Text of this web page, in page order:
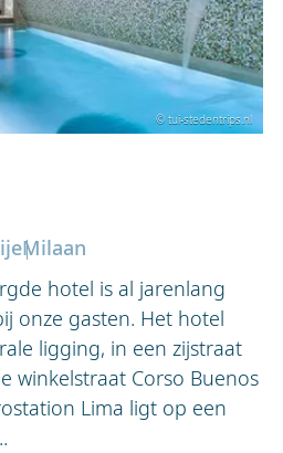
© tui-stedentrips.nl
Milaan
hotel is al jarenlang
onze gasten. Het hotel
ligging, in een zijstraat
winkelstraat Corso Buenos
Lima ligt op een